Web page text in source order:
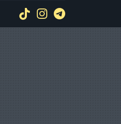
TiktokInstagram